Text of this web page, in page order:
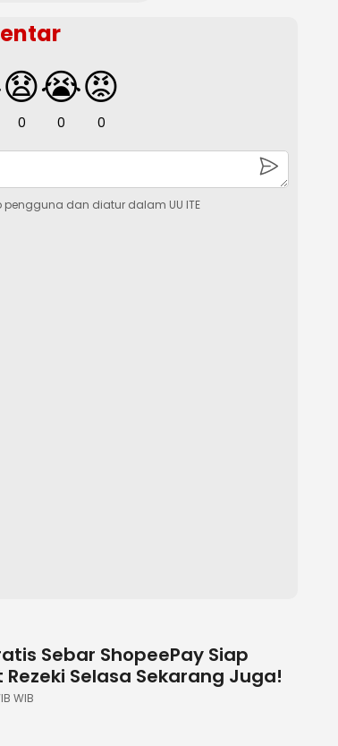
😧
0
😭
0
😡
0
dan diatur dalam UU ITE
Sebar ShopeePay Siap
Selasa Sekarang Juga!
WIB